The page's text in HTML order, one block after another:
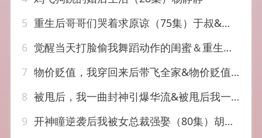
5 重生后哥哥们哭着求原谅（75集）于叔&王燕飞
6 觉醒当天打脸偷我舞蹈动作的闺蜜＆重生后我一舞惊鸿（60集）翁心＆申晴
7 物价贬值，我穿回来后带飞全家&物价贬值我穿回来后带飞全家（74集）金鑫欣&候嘉伟
8 被甩后，我一曲封神引爆华流&被甩后我一曲封神引爆华流（70集）AI短剧
9 开神瞳逆袭后我被女总裁强娶（80集）胡文飞&路露